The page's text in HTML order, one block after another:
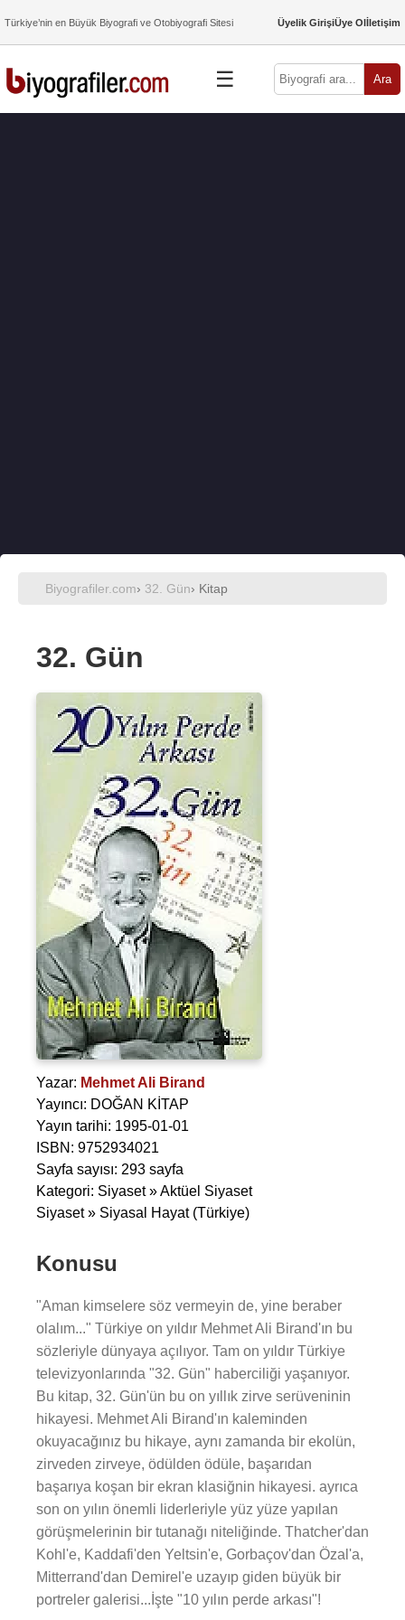
Türkiye’nin en Büyük Biyografi ve Otobiyografi Sitesi Üyelik GirişiÜye Olİletişim
☰ Ara
Biyografiler.com› 32. Gün› Kitap
32. Gün
Yazar: Mehmet Ali Birand
Yayıncı: DOĞAN KİTAP
Yayın tarihi: 1995-01-01
ISBN: 9752934021
Sayfa sayısı: 293 sayfa
Kategori: Siyaset » Aktüel Siyaset
Siyaset » Siyasal Hayat (Türkiye)
Konusu
"Aman kimselere söz vermeyin de, yine beraber
olalım..." Türkiye on yıldır Mehmet Ali Birand'ın bu
sözleriyle dünyaya açılıyor. Tam on yıldır Türkiye
televizyonlarında "32. Gün" haberciliği yaşanıyor.
Bu kitap, 32. Gün'ün bu on yıllık zirve serüveninin
hikayesi. Mehmet Ali Birand'ın kaleminden
okuyacağınız bu hikaye, aynı zamanda bir ekolün,
zirveden zirveye, ödülden ödüle, başarıdan
başarıya koşan bir ekran klasiğnin hikayesi. ayrıca
son on yılın önemli liderleriyle yüz yüze yapılan
görüşmelerinin bir tutanağı niteliğinde. Thatcher'dan
Kohl'e, Kaddafi'den Yeltsin'e, Gorbaçov'dan Özal'a,
Mitterrand'dan Demirel'e uzayıp giden büyük bir
portreler galerisi...İşte "10 yılın perde arkası"!